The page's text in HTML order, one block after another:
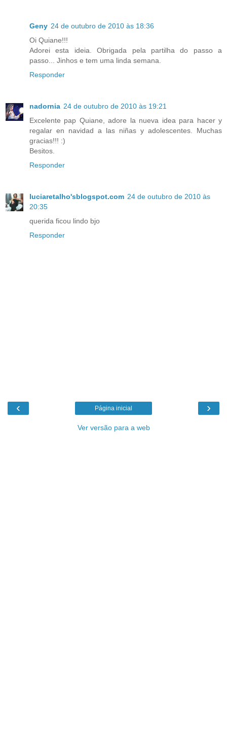
Geny 24 de outubro de 2010 às 18:36
Oi Quiane!!!
Adorei esta ideia. Obrigada pela partilha do passo a
passo... Jinhos e tem uma linda semana.
Responder
nadornia 24 de outubro de 2010 às 19:21
Excelente pap Quiane, adore la nueva idea para hacer y
regalar en navidad a las niñas y adolescentes. Muchas
gracias!!! :)
Besitos.
Responder
luciaretalho'sblogspot.com 24 de outubro de 2010 às
20:35
querida ficou lindo bjo
Responder
‹ ›
Página inicial
Ver versão para a web